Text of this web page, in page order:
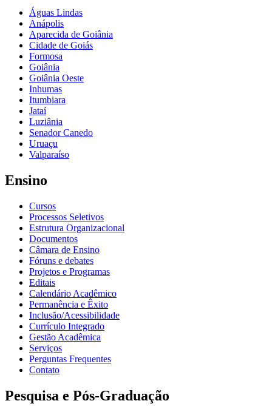
Águas Lindas
Anápolis
Aparecida de Goiânia
Cidade de Goiás
Formosa
Goiânia
Goiânia Oeste
Inhumas
Itumbiara
Jataí
Luziânia
Senador Canedo
Uruaçu
Valparaíso
Ensino
Cursos
Processos Seletivos
Estrutura Organizacional
Documentos
Câmara de Ensino
Fóruns e debates
Projetos e Programas
Editais
Calendário Acadêmico
Permanência e Êxito
Inclusão/Acessibilidade
Currículo Integrado
Gestão Acadêmica
Serviços
Perguntas Frequentes
Contato
Pesquisa e Pós-Graduação